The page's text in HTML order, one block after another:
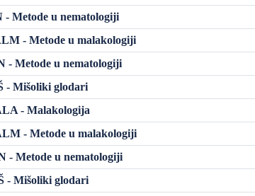
- Metode u nematologiji
- Metode u malakologiji
- Metode u nematologiji
- Mišoliki glodari
- Malakologija
- Metode u malakologiji
- Metode u nematologiji
- Mišoliki glodari